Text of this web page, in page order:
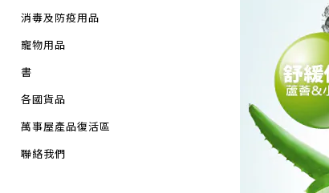
消毒及防疫用品
寵物用品
書
各國貨品
萬事屋產品復活區
聯絡我們